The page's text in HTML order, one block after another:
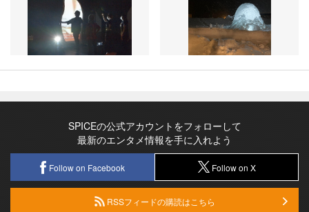
SPICEの公式アカウントをフォローして
最新のエンタメ情報を手に入れよう
Follow on Facebook Follow on X
RSSフィードの購読はこちら